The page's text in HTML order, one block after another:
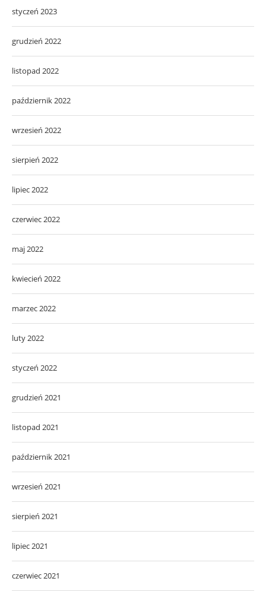
styczeń 2023
grudzień 2022
listopad 2022
październik 2022
wrzesień 2022
sierpień 2022
lipiec 2022
czerwiec 2022
maj 2022
kwiecień 2022
marzec 2022
luty 2022
styczeń 2022
grudzień 2021
listopad 2021
październik 2021
wrzesień 2021
sierpień 2021
lipiec 2021
czerwiec 2021